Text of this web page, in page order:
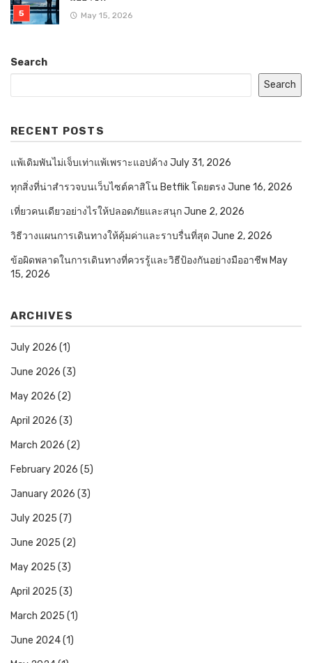
May 15, 2026
Search
Search
RECENT POSTS
แพ้เดิมพันไม่เจ็บเท่าแพ้เพราะแอปค้าง July 31, 2026
ทุกสิ่งที่น่าสำรวจบนเว็บไซต์คาสิโน Betflik โดยตรง June 16, 2026
เที่ยวคนเดียวอย่างไรให้ปลอดภัยและสนุกJune 2, 2026
วิธีวางแผนการเดินทางให้คุ้มค่าและราบรื่นที่สุด June 2, 2026
ข้อผิดพลาดในการเดินทางที่ควรรู้และวิธีป้องกันอย่างมืออาชีพ May
15, 2026
ARCHIVES
July 2026 (1)
June 2026 (3)
May 2026 (2)
April 2026 (3)
March 2026 (2)
February 2026 (5)
January 2026 (3)
July 2025 (7)
June 2025 (2)
May 2025 (3)
April 2025 (3)
March 2025 (1)
June 2024(1)